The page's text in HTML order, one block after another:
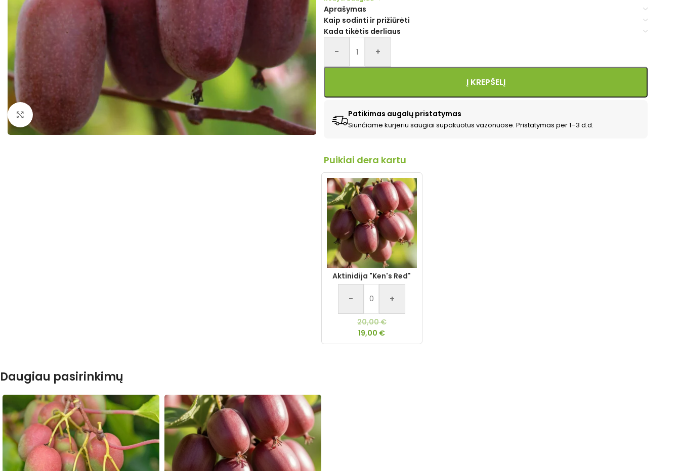
Išdidinti nuotrauką
Aprašymas
Kaip sodinti ir prižiūrėti
Kada tikėtis derliaus
- +
Į KREPŠELĮ
Patikimas augalų pristatymas
Siunčiame kurjeriu saugiai supakuotus vazonuose. Pristatymas per 1–3 d.d.
Puikiai dera kartu
Aktinidija "Ken's Red"
- +
20,00€
19,00 €
Daugiau pasirinkimų